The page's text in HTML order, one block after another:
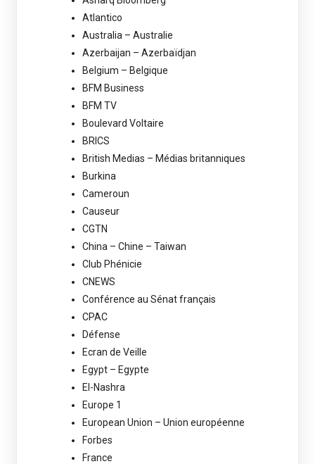
Atlantico
Australia – Australie
Azerbaijan – Azerbaïdjan
Belgium – Belgique
BFM Business
BFM TV
Boulevard Voltaire
BRICS
British Medias – Médias britanniques
Burkina
Cameroun
Causeur
CGTN
China – Chine – Taiwan
Club Phénicie
CNEWS
Conférence au Sénat français
CPAC
Défense
Ecran de Veille
Egypt – Egypte
El-Nashra
Europe 1
European Union – Union européenne
Forbes
France